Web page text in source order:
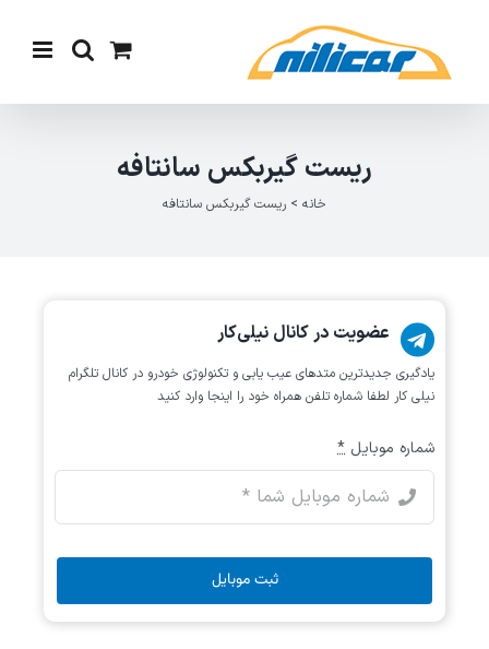
content
ریست گیربکس سانتافه
خانه > ریست گیربکس سانتافه
عضویت در کانال نیلی‌کار
یادگیری جدیدترین متد‌های عیب یابی‌ و تکنولوژی خودرو در کانال تلگرام
نیلی کار لطفا شماره تلفن همراه خود را اینجا وارد کنید
شماره موبایل *
ثبت موبایل